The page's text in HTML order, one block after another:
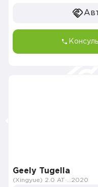
Geely Tugella
2020